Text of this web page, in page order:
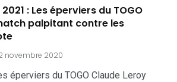
: Les éperviers du TOGO
palpitant contre les
novembre 2020
éperviers du TOGO Claude Leroy